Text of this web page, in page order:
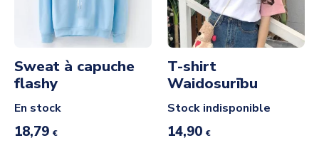
Sweat à capuche
flashy
En stock
18,79 €
T-shirt
Waidosurību
Stock indisponible
14,90 €